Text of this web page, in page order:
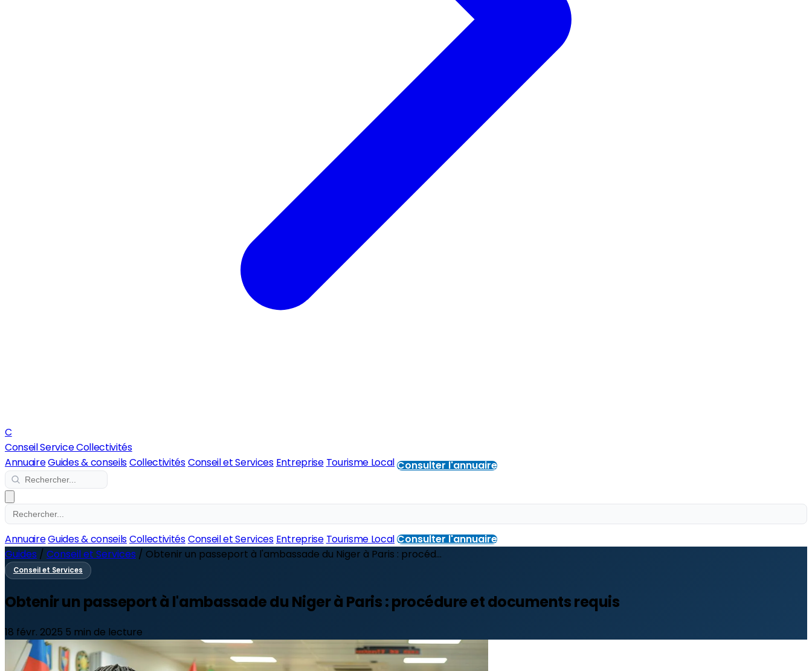
C
Conseil Service Collectivités
AnnuaireGuides & conseilsCollectivitésConseil et Services Entreprise Tourisme LocalConsulter l'annuaire
AnnuaireGuides & conseilsCollectivitésConseil et Services Entreprise Tourisme LocalConsulter l'annuaire
Guides / Conseil et Services / Obtenir un passeport à l'ambassade du Niger à Paris : procéd...
Conseil et Services
Obtenir un passeport à l'ambassade du Niger à Paris : procédure et documents requis
18 févr. 2025 5 min de lecture